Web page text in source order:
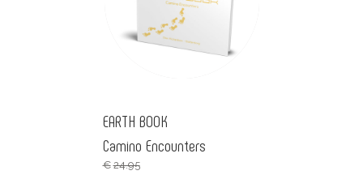
EARTH BOOK
Camino Encounters
€ 24.95